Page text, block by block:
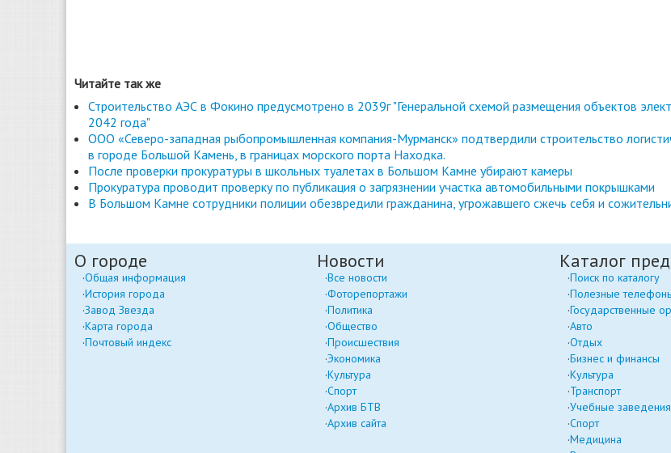
Читайте так же
Строительство АЭС в Фокино предусмотрено в 2039г "Генеральной схемой размещения объектов
2042 года"
ООО «Северо-западная рыбопромышленная компания-Мурманск» подтвердили строительство
в городе Большой Камень, в границах морского порта Находка.
После проверки прокуратуры в школьных туалетах в Большом Камне убирают камеры
Прокуратура проводит проверку по публикация о загрязнении участка автомобильными покрышками
В Большом Камне сотрудники полиции обезвредили гражданина, угрожавшего сжечь себя и
О городе
Общая информация
История города
Завод Звезда
Карта города
Почтовый индекс
Новости
Все новости
Фоторепортажи
Политика
Общество
Происшествия
Экономика
Культура
Спорт
Архив БТВ
Архив сайта
Каталог
Поиск по каталогу
Полезные
Государственные
Авто
Отдых
Бизнес и финансы
Культура
Транспорт
Учебные заведения
Спорт
Медицина